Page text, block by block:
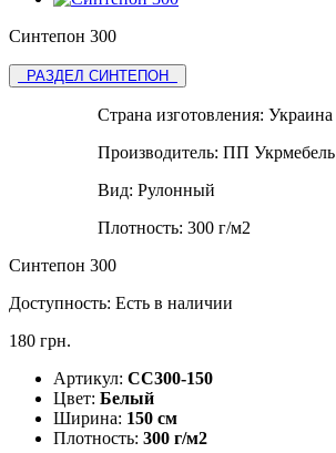
Синтепон 300
РАЗДЕЛ СИНТЕПОН
Страна изготовления: Украина
Производитель: ПП Укрмебель
Вид: Рулонный
Плотность: 300 г/м2
Синтепон 300
Доступность: Есть в наличии
180 грн.
Артикул: СС300-150
Цвет: Белый
Ширина: 150 см
Плотность: 300 г/м2